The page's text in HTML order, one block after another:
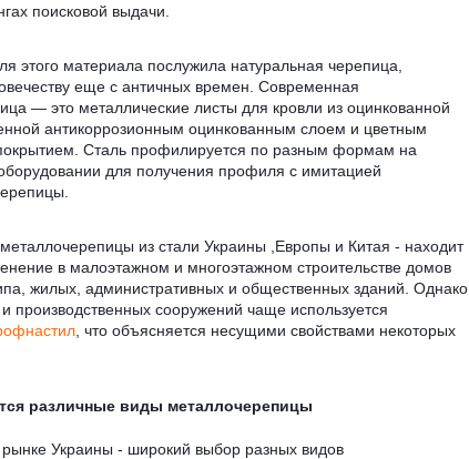
поисковой выдачи.
этого материала послужила натуральная черепица,
еще с античных времен. Современная
— это металлические листы для кровли из оцинкованной
антикоррозионным оцинкованным слоем и цветным
Сталь профилируется по разным формам на
для получения профиля с имитацией
из стали Украины ,Европы и Китая - находит
в малоэтажном и многоэтажном строительстве домов
жилых, административных и общественных зданий. Однако
и производственных сооружений чаще используется
, что объясняется несущими свойствами некоторых
различные виды металлочерепицы
Украины - широкий выбор разных видов